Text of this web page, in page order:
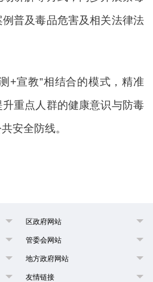
普及毒品危害及相关法律法
宣教”相结合的模式，精准
重点人群的健康意识与防毒
安全防线。
区政府网站
管委会网站
地方政府网站
友情链接